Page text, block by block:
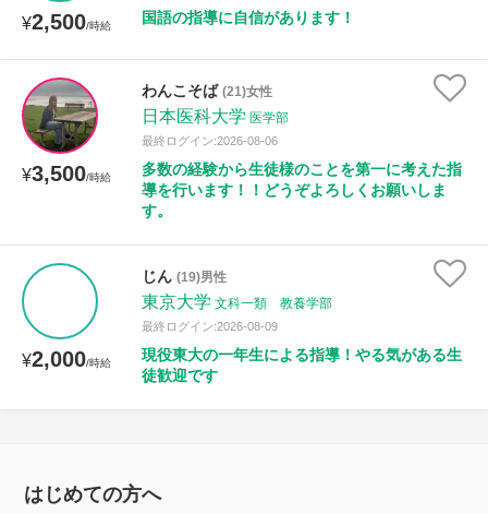
¥2,500/時給 国語の指導に自信があります！
¥3,500/時給
わんこそば (21)女性
日本医科大学 医学部
最終ログイン:2026-08-06
多数の経験から生徒様のことを第一に考えた指
導を行います！！どうぞよろしくお願いしま
す。
¥2,000/時給
じん (19)男性
東京大学 文科一類 教養学部
最終ログイン:2026-08-09
現役東大の一年生による指導！やる気がある生
徒歓迎です
はじめての方へ